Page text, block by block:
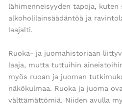
lähimenneisyyden tapoja, kuten
alkoholilainsäädäntöä ja
laajalti.
Ruoka- ja juomahistoriaan
laaja, mutta tuttuihin
myös ruoan ja juoman
näkökulmaa. Ruoka ja juoma
välttämättömiä. Niiden avulla